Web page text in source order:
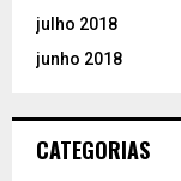
julho 2018
junho 2018
CATEGORIAS